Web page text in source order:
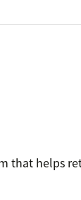
that helps